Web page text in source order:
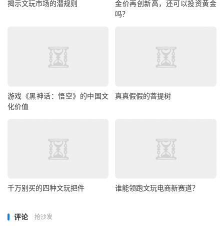
揭示文玩市场的潜规则
金价再创新高，还可以投资黄金
吗？
游戏《黑神话：悟空》的中国文
化价值
真真假假的菩提树
千万别买的四种文玩把件 谁能领跑文玩电商新赛道？
评论 抢沙发